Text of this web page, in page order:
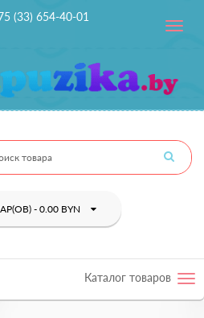
(33) 654-40-01
Toggle
- 0.00 BYN
Каталог товаров